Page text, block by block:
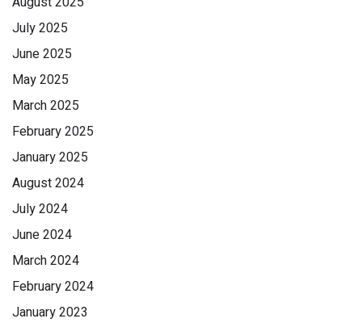
July 2025
June 2025
May 2025
March 2025
February 2025
January 2025
August 2024
July 2024
June 2024
March 2024
February 2024
January 2023